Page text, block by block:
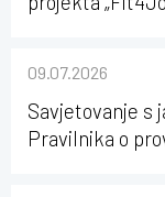
09.07.2026
Savjetovanje s
Pravilnika o